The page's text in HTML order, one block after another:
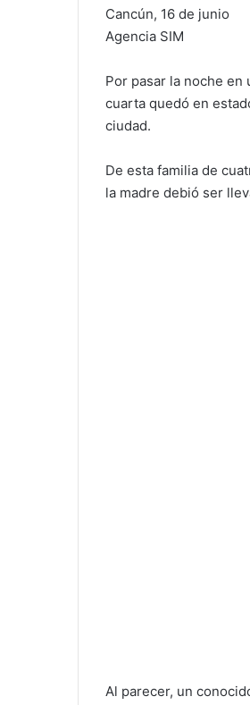
Cancún, 16 de junio
Agencia SIM
Por pasar la noche
cuarta quedó en
ciudad.
De esta familia de
la madre debió ser
Al parecer, un